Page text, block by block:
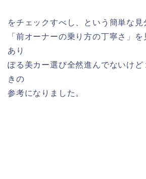
をチェックすべし、という簡単な見
「前オーナーの乗り方の丁寧さ」
あり
ぽる美カー選び全然進んでないけど
きの
参考になりました。